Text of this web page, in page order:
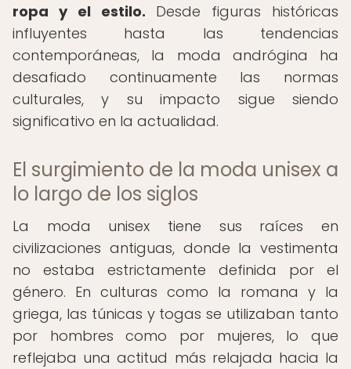
ropa y el estilo. Desde figuras históricas
influyentes hasta las tendencias
contemporáneas, la moda andrógina ha
desafiado continuamente las normas
culturales, y su impacto sigue siendo
significativo en la actualidad.
El surgimiento de la moda unisex a
lo largo de los siglos
La moda unisex tiene sus raíces en
civilizaciones antiguas, donde la vestimenta
no estaba estrictamente definida por el
género. En culturas como la romana y la
griega, las túnicas y togas se utilizaban tanto
por hombres como por mujeres, lo que
reflejaba una actitud más relajada hacia la